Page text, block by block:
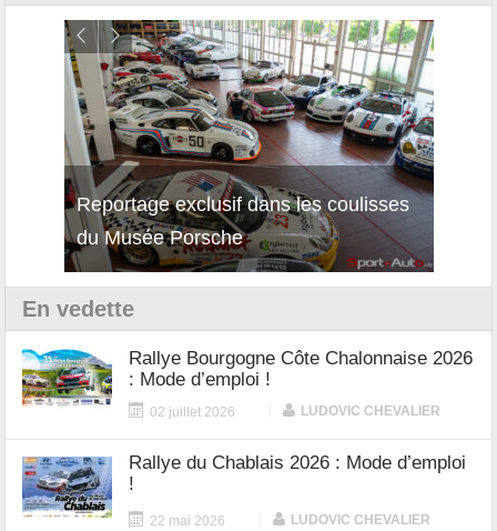
Reportage exclusif dans les coulisses
du Musée Porsche
Découverte de la nouvelle Ferrari
12Cilindri Manuale
En vedette
Rallye Bourgogne Côte Chalonnaise 2026
: Mode d’emploi !
02 juillet 2026 LUDOVIC CHEVALIER
Rallye du Chablais 2026 : Mode d’emploi
!
22 mai 2026 LUDOVIC CHEVALIER